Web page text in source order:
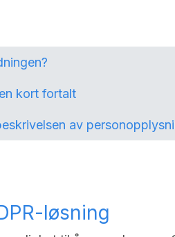
kort fortalt
av
løsning